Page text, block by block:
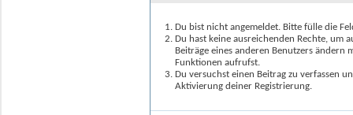
Du bist nicht angemeldet. Bitte fülle die
Du hast keine ausreichenden Rechte, um
Beiträge eines anderen Benutzers
Funktionen aufrufst.
Du versuchst einen Beitrag zu verfassen
Aktivierung deiner Registrierung.